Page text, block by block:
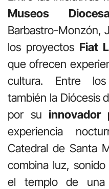
Museos
Barbastro-Monzón,
los proyectos Fiat
que ofrecen
cultura. Entre los
también la Diócesis
por su innovador
experiencia
Catedral de Santa
combina luz,
el templo de una